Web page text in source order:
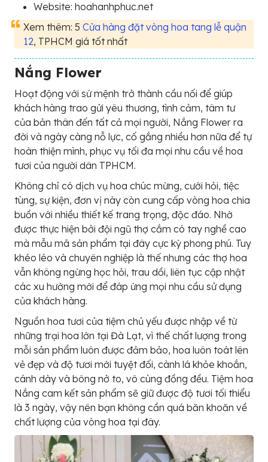
Website: hoahanhphuc.net
Xem thêm: 5 Cửa hàng đặt vòng hoa tang lễ quận
12, TPHCM giá tốt nhất
Nắng Flower
Hoạt động với sứ mệnh trở thành cầu nối để giúp
khách hàng trao gửi yêu thương, tình cảm, tâm tư
của bản thân đến tất cả mọi người, Nắng Flower ra
đời và ngày càng nỗ lực, cố gắng nhiều hơn nữa để tự
hoàn thiện mình, phục vụ tối đa mọi nhu cầu về hoa
tươi của người dân TPHCM.
Không chỉ có dịch vụ hoa chúc mừng, cưới hỏi, tiệc
tùng, sự kiện, đơn vị này còn cung cấp vòng hoa chia
buồn với nhiều thiết kế trang trọng, độc đáo. Nhờ
được thực hiện bởi đội ngũ thợ cắm có tay nghề cao
mà mẫu mã sản phẩm tại đây cực kỳ phong phú. Tuy
khéo léo và chuyên nghiệp là thế nhưng các thợ hoa
vẫn không ngừng học hỏi, trau dồi, liên tục cập nhật
các xu hướng mới để đáp ứng mọi nhu cầu sử dụng
của khách hàng.
Nguồn hoa tươi của tiệm chủ yếu được nhập về từ
những trại hoa lớn tại Đà Lạt, vì thế chất lượng trong
mỗi sản phẩm luôn được đảm bảo, hoa luôn toát lên
vẻ đẹp và độ tươi mới tuyệt đối, cành lá khỏe khoắn,
cánh dày và bông nở to, vô cùng đồng đều. Tiệm hoa
Nắng cam kết sản phẩm sẽ giữ được độ tươi tối thiểu
là 3 ngày, vậy nên bạn không cần quá băn khoăn về
chất lượng của vòng hoa tại đây.